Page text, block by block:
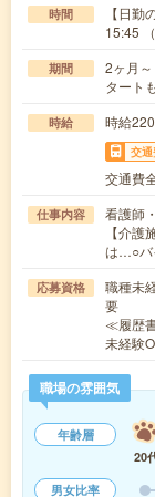
時間
【日
15:45
期間
2ヶ月
タート
時給 時給
交
交通費
仕事内容
看護師
【介
は…○バ
応募資格
職種未
要
≪履歴
未経験
職場の雰囲気
年齢層
20
男女比率